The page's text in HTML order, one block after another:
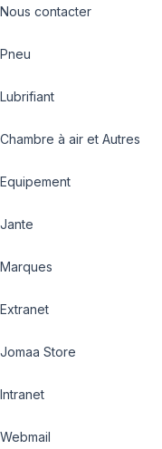
Nous contacter
Pneu
Lubrifiant
Chambre à air et Autres
Equipement
Jante
Marques
Extranet
Jomaa Store
Intranet
Webmail